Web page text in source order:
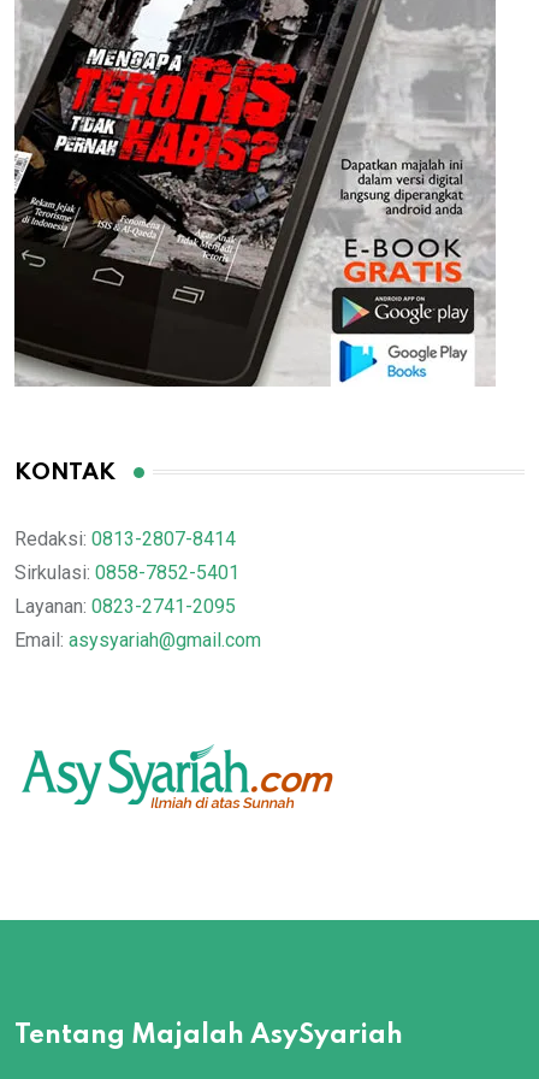
KONTAK
Redaksi: 0813-2807-8414
Sirkulasi: 0858-7852-5401
Layanan: 0823-2741-2095
Email: asysyariah@gmail.com
Tentang Majalah AsySyariah